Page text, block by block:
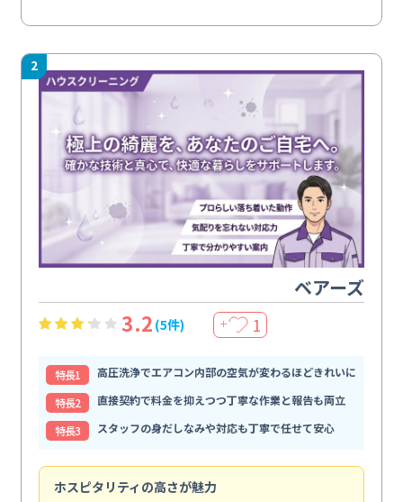
2
ベアーズ
3.2 (5件) ＋ 1
特⻑1
高圧洗浄でエアコン内部の空気が変わるほどきれいに
特⻑2
直接契約で料金を抑えつつ丁寧な作業と報告も両立
特⻑3
スタッフの身だしなみや対応も丁寧で任せて安心
ホスピタリティの高さが魅力